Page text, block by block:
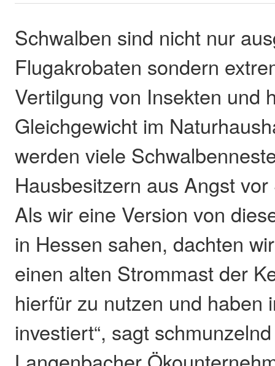
Schwalben sind nicht nur
Flugakrobaten sondern
Vertilgung von Insekten und
Gleichgewicht im
werden viele
Hausbesitzern aus Angst
Als wir eine Version von
in Hessen sahen, dachten
einen alten Strommast der
hierfür zu nutzen und haben
investiert“, sagt